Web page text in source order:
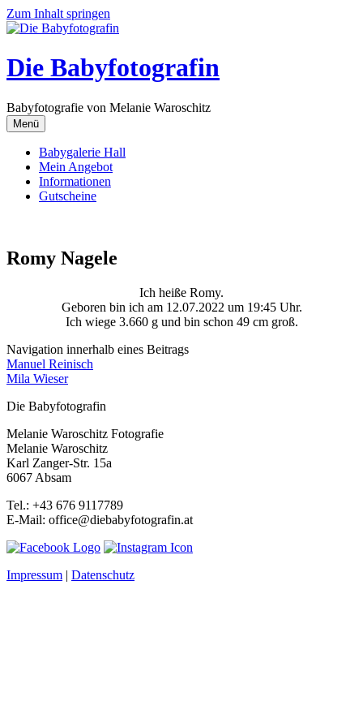
Zum Inhalt springen
Die Babyfotografin
Babyfotografie von Melanie Waroschitz
Menü
Babygalerie Hall
Mein Angebot
Informationen
Gutscheine
Romy Nagele
Ich heiße Romy.
Geboren bin ich am 12.07.2022 um 19:45 Uhr.
Ich wiege 3.660 g und bin schon 49 cm groß.
Navigation innerhalb eines Beitrags
Manuel Reinisch
Mila Wieser
Die Babyfotografin
Melanie Waroschitz Fotografie
Melanie Waroschitz
Karl Zanger-Str. 15a
6067 Absam
Tel.: +43 676 9117789
E-Mail: office@diebabyfotografin.at
Impressum | Datenschutz